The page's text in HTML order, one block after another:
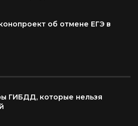
об отмене ЕГЭ в
ГИБДД, которые нельзя